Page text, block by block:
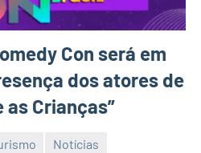
Con será em
dos atores de
as Crianças”
Notícias